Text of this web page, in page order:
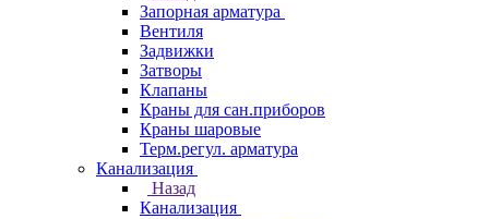
Запорная арматура
Вентиля
Задвижки
Затворы
Клапаны
Краны для сан.приборов
Краны шаровые
Терм.регул. арматура
Канализация
Назад
Канализация